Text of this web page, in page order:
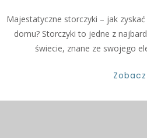
Majestatyczne storczyki – jak
domu? Storczyki to jedne z
świecie, znane ze swojego
Zobacz